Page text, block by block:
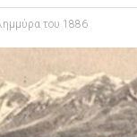
του 1886